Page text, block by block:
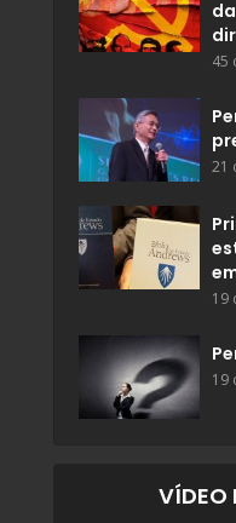
45
21
19
19
VÍDEO